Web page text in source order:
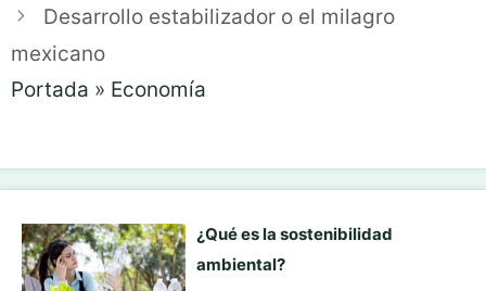
Desarrollo estabilizador o el milagro
mexicano
Portada » Economía
¿Qué es la sostenibilidad
ambiental?